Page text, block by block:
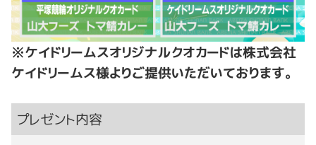
※ケイドリームスオリジナルクオカードは株式会社
ケイドリームス様よりご提供いただいております。
プレゼント内容